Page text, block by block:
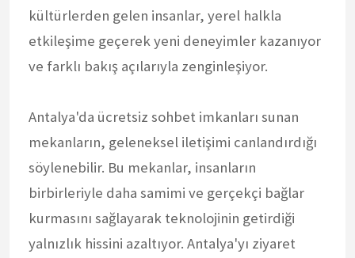
kültürlerden gelen insanlar, yerel halkla
etkileşime geçerek yeni deneyimler kazanıyor
ve farklı bakış açılarıyla zenginleşiyor.
Antalya'da ücretsiz sohbet imkanları sunan
mekanların, geleneksel iletişimi canlandırdığı
söylenebilir. Bu mekanlar, insanların
birbirleriyle daha samimi ve gerçekçi bağlar
kurmasını sağlayarak teknolojinin getirdiği
yalnızlık hissini azaltıyor. Antalya'yı ziyaret